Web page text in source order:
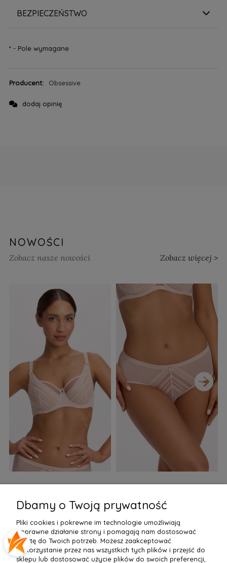
BEZPIECZEŃSTWO
*- Pole wymagane
Producent: Obsessive
dodaj opinię
NOWOŚCI
Zobacz nasze nowości Zobacz więcej >
155,99 zł
Do Koszyka »
77,99 zł
Do Koszyka »
›
Dbamy o Twoją prywatność
Pliki cookies i pokrewne im technologie umożliwiają
poprawne działanie strony i pomagają nam dostosować
ofertę do Twoich potrzeb. Możesz zaakceptować
wykorzystanie przez nas wszystkich tych plików i przejść do
sklepu lub dostosować użycie plików do swoich preferencji,